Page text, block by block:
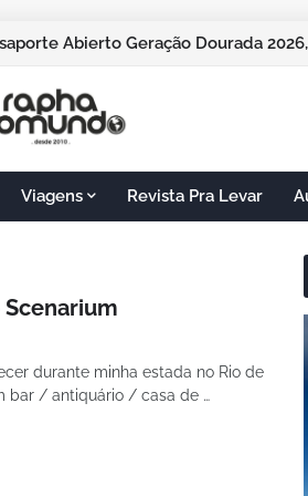
Abierto Geração Dourada
Viagens Revista Pra Levar
Scenarium
durante minha estada no Rio de
bar / antiquário / casa de …